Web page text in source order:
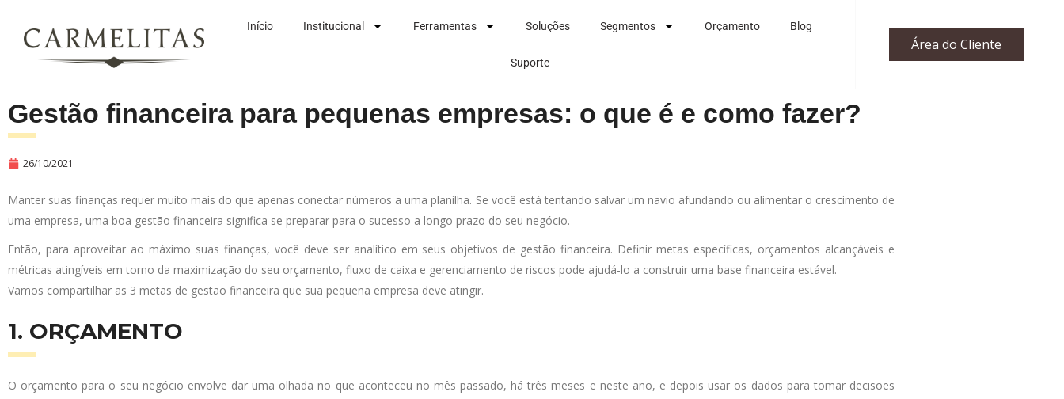
Início Institucional Ferramentas Soluções Segmentos Orçamento Blog
Suporte
Área do Cliente
Gestão financeira para pequenas empresas: o que é e como fazer?
26/10/2021
Manter suas finanças requer muito mais do que apenas conectar números a uma planilha. Se você está tentando salvar um navio afundando ou alimentar o crescimento de
uma empresa, uma boa gestão financeira significa se preparar para o sucesso a longo prazo do seu negócio.
Então, para aproveitar ao máximo suas finanças, você deve ser analítico em seus objetivos de gestão financeira. Definir metas específicas, orçamentos alcançáveis e
métricas atingíveis em torno da maximização do seu orçamento, fluxo de caixa e gerenciamento de riscos pode ajudá-lo a construir uma base financeira estável.
Vamos compartilhar as 3 metas de gestão financeira que sua pequena empresa deve atingir.
1. ORÇAMENTO
O orçamento para o seu negócio envolve dar uma olhada no que aconteceu no mês passado, há três meses e neste ano, e depois usar os dados para tomar decisões